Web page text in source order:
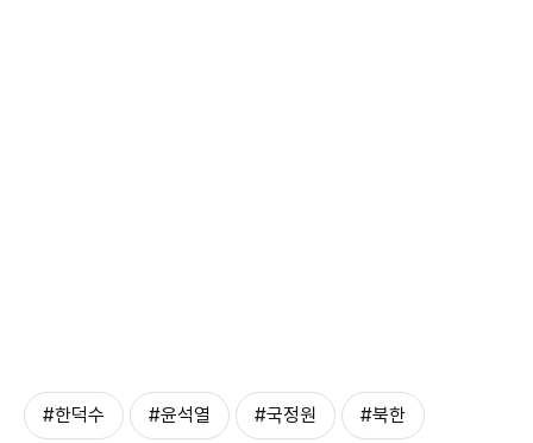
#한덕수 #윤석열 #국정원 #북한